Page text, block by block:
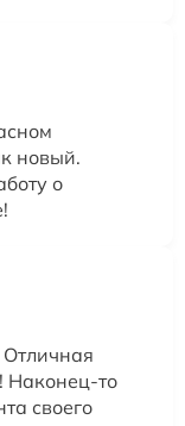
новый.
о
Наконец-то
своего